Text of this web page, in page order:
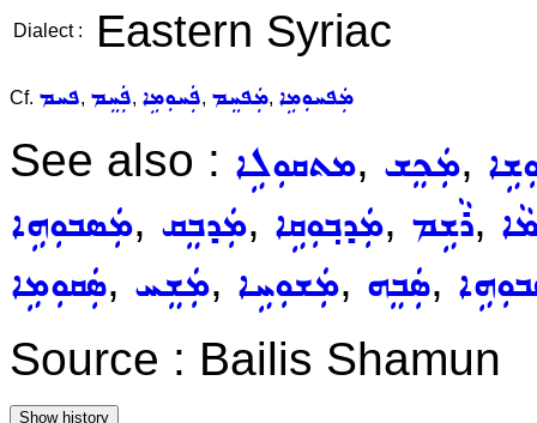
Dialect : Eastern Syriac
Cf. ܦܚܡ, ܦܲܚܸܡ, ܦܲܚܘܼܡܹܐ, ܡܲܦܚܸܡ, ܡܲܦܚܘܼܡܹܐ
See also : ܡܬܩܘܼܠܹܐ, ܡܲܟܸܫ,
ܡܲܣܒܘܼܗܹܐ, ܡܲܕܒܸܩ, ܡܲܕܒ݂ܘܼܩܹܐ, ܪܵܫܹܡ,
ܣܲܩܘܼܡܹܐ, ܡܲܫܸܚ, ܡܲܫܘܼܚܹܐ, ܣܲܒܸܗ,
Source : Bailis Shamun